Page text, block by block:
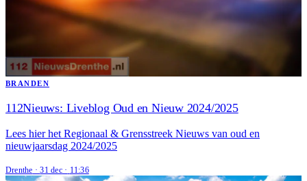
BRANDEN
112Nieuws: Liveblog Oud en Nieuw 2024/2025
Lees hier het Regionaal & Grensstreek Nieuws van oud en
nieuwjaarsdag 2024/2025
Drenthe ·31 dec· 11:36